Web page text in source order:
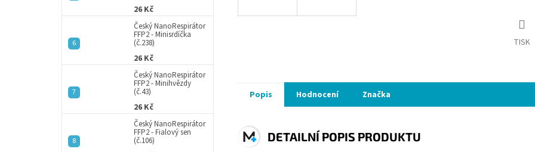
26 Kč
Český NanoRespirátor
FFP2 - Minisrdíčka
(č.238)
26 Kč
Český NanoRespirátor
FFP2 - Minihvězdy
(č.43)
26 Kč
Český NanoRespirátor
FFP2 - Fialový sen
(č.106)
TISK
Popis Hodnocení Značka
DETAILNÍ POPIS PRODUKTU